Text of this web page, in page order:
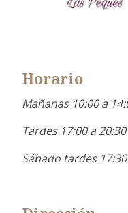
Horario
Mañanas 10:00 a
Tardes 17:00 a 20:30
Sábado tardes